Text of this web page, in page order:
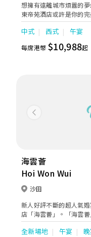
想擁有遠離城市煩囂的
東帝苑酒店或許是你的
圓形露天證婚花園「姻
一場夢寐以求、畢生難
氣息瀰漫。讓新人以青
中式 西式 午宴
每席港幣 $10,988起
Previous
海雲薈
Hoi Won Wui
沙田
新人好評不斷的超人氣
店「海雲薈」。「海雲
背山面海且人傑地靈。
田火車站只需7分鐘。 海
全新場地 午宴